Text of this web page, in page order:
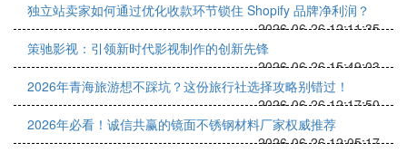
独立站卖家如何通过优化收款环节锁住 Shopify 品牌净利润？
2026-06-26 12:11:35
策驰影视：引领新时代影视制作的创新先锋
2026-06-26 15:49:03
2026年青海旅游想不踩坑？这份旅行社选择攻略别错过！
2026-06-26 12:17:50
2026年必看！诚信共赢的镜面不锈钢材料厂家权威推荐
2026-06-26 12:05:17